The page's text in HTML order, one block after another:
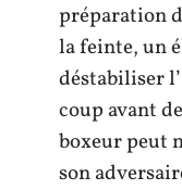
préparation
la feinte, un
déstabiliser
coup avant
boxeur peut
son